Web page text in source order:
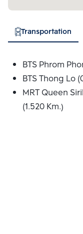
Transportation
BTS Phrom
BTS Thong Lo
MRT Queen
(1.520 Km.)